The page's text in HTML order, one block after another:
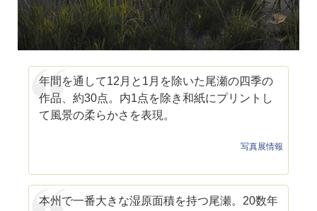
年間を通して12月と1月を除いた尾瀬の四季の
作品、約30点。内1点を除き和紙にプリントし
て風景の柔らかさを表現。
写真展情報
本州で一番大きな湿原面積を持つ尾瀬。20数年